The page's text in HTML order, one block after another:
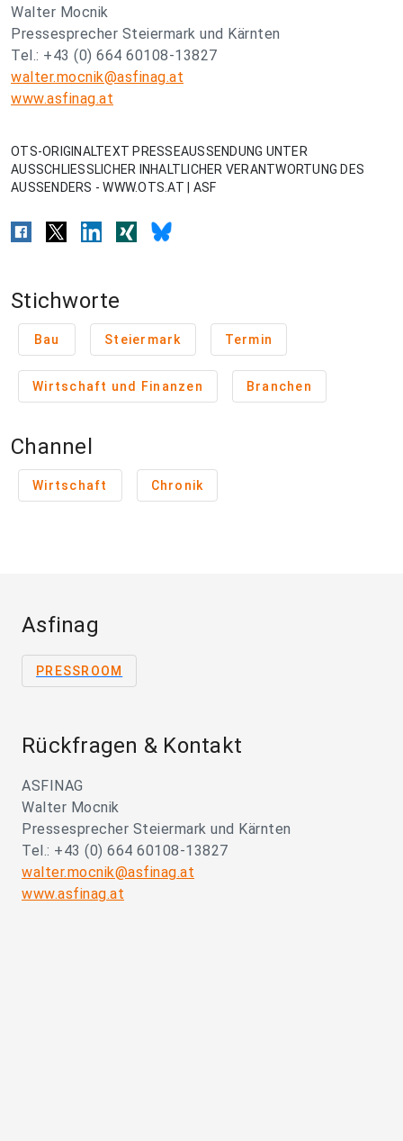
Walter Mocnik
Pressesprecher Steiermark und Kärnten
Tel.: +43 (0) 664 60108-13827
walter.mocnik@asfinag.at
www.asfinag.at
OTS-ORIGINALTEXT PRESSEAUSSENDUNG UNTER
AUSSCHLIESSLICHER INHALTLICHER VERANTWORTUNG DES
AUSSENDERS - WWW.OTS.AT | ASF
Stichworte
Bau Steiermark Termin
Wirtschaft und Finanzen Branchen
Channel
Wirtschaft Chronik
Asfinag
PRESSROOM
Rückfragen & Kontakt
ASFINAG
Walter Mocnik
Pressesprecher Steiermark und Kärnten
Tel.: +43 (0) 664 60108-13827
walter.mocnik@asfinag.at
www.asfinag.at